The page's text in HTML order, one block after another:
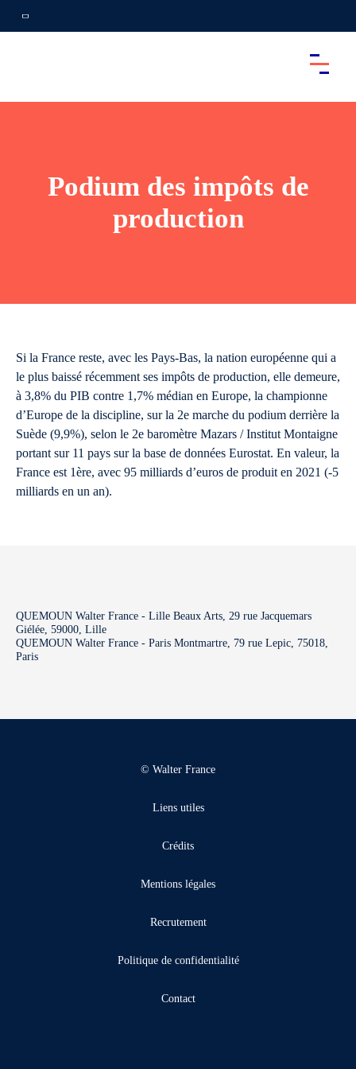
Podium des impôts de
production
Si la France reste, avec les Pays-Bas, la nation européenne qui a
le plus baissé récemment ses impôts de production, elle demeure,
à 3,8% du PIB contre 1,7% médian en Europe, la championne
d’Europe de la discipline, sur la 2e marche du podium derrière la
Suède (9,9%), selon le 2e baromètre Mazars / Institut Montaigne
portant sur 11 pays sur la base de données Eurostat. En valeur, la
France est 1ère, avec 95 milliards d’euros de produit en 2021 (-5
milliards en un an).
QUEMOUN Walter France - Lille Beaux Arts, 29 rue Jacquemars
Giélée, 59000, Lille
QUEMOUN Walter France - Paris Montmartre, 79 rue Lepic, 75018,
Paris
© Walter France
Liens utiles
Crédits
Mentions légales
Recrutement
Politique de confidentialité
Contact